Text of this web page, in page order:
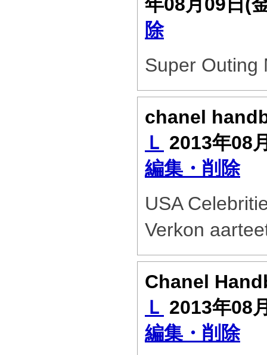
除
Super Outing
chanel
Ｌ 2013年08
編集・削除
USA
Verkon
Chanel
Ｌ 2013年08
編集・削除